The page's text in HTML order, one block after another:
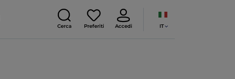
Cerca Preferiti Accedi IT